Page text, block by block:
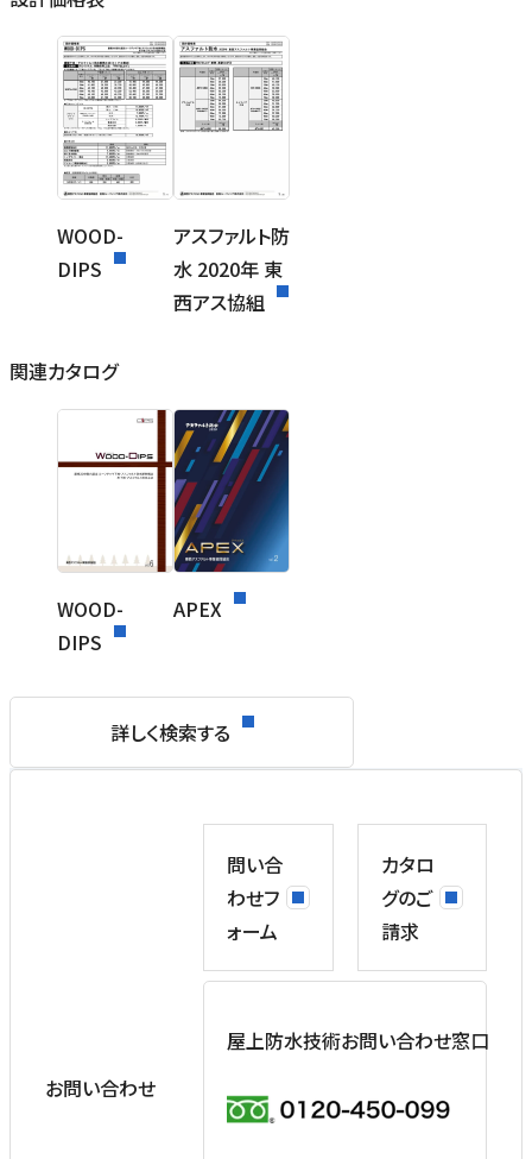
WOOD-
DIPS
アスファルト防
水 2020年 東
西アス協組
関連カタログ
WOOD-
DIPS
APEX
詳しく検索する
お問い合わせ
問い合
わせフ
ォーム
カタロ
グのご
請求
屋上防水技術お問い合わせ窓口